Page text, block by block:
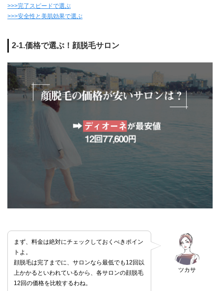
>>>完了スピードで選ぶ
>>>安全性と美肌効果で選ぶ
2-1.価格で選ぶ！顔脱毛サロン
ツカサ
まず、料金は絶対にチェックしておくべきポイン
トよ。
顔脱毛は完了までに、サロンなら最低でも12回以
上かかるといわれているから、各サロンの顔脱毛
12回の価格を比較するわね。